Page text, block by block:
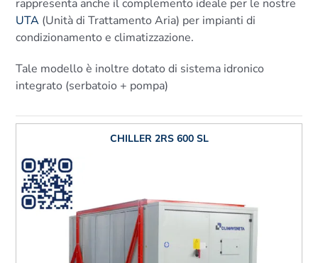
rappresenta anche il complemento ideale per le nostre
UTA (Unità di Trattamento Aria) per impianti di
condizionamento e climatizzazione.
Tale modello è inoltre dotato di sistema idronico
integrato (serbatoio + pompa)
CHILLER 2RS 600 SL